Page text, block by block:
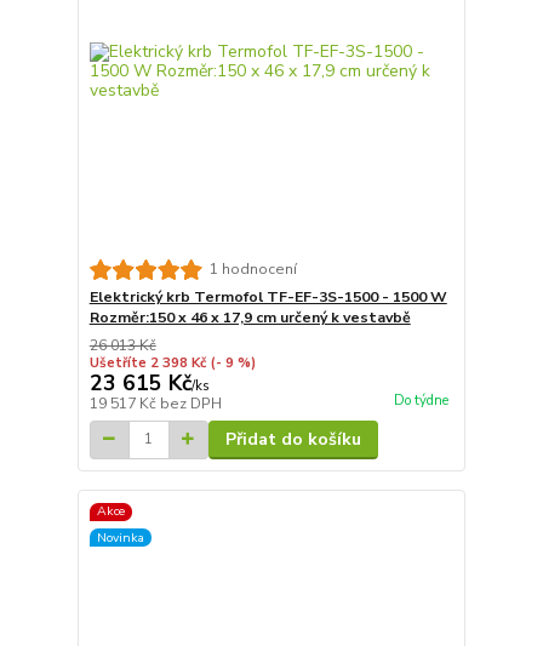
1 hodnocení
Elektrický krb Termofol TF-EF-3S-1500 - 1500 W
Rozměr:150 x 46 x 17,9 cm určený k vestavbě
26 013 Kč
Ušetříte 2 398 Kč (- 9 %)
23 615 Kč/ks
19 517 Kč bez DPH Do týdne
Přidat do košíku
Akce
Novinka